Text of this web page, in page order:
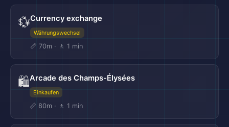
💱Currency exchange
Währungswechsel
📏 70m · 🚶 1 min
🛍️Arcade des Champs-Élysées
Einkaufen
📏 80m · 🚶 1 min